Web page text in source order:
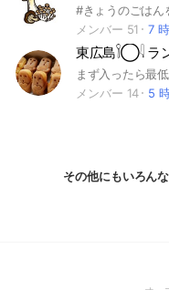
ムレンズ #望遠 #標準
ター #三脚
#PENTAX #Panasonic
Zeiss #Rollei
光跡 #露光 #ファイン
い #映え #夜景 #夕焼
花火 #雪 #花 #野鳥 #
#バイク #自動車 #電
ム #線路 #鉄塔 #電線
#尾道 #千光寺 #しまな
丘陵公園 #帝釈峡 #掛
並み保存地区 #大久野
蔵通り #御手洗 #十文
#きょうのごはん
メンバー 51
7
東広島𓌉◯𓇋 ‎ラ
メンバー 14
5
その他にもいろん